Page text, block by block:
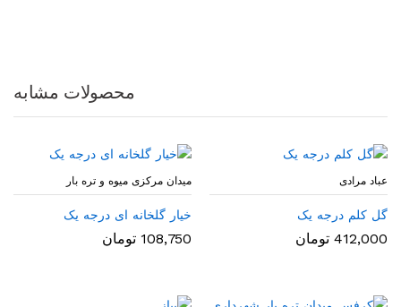
محصولات مشابه
عباد مرادی
گل کلم درجه یک
412,000 تومان
میدان مرکزی میوه و تره بار
خیار گلخانه ای درجه یک
108,750 تومان